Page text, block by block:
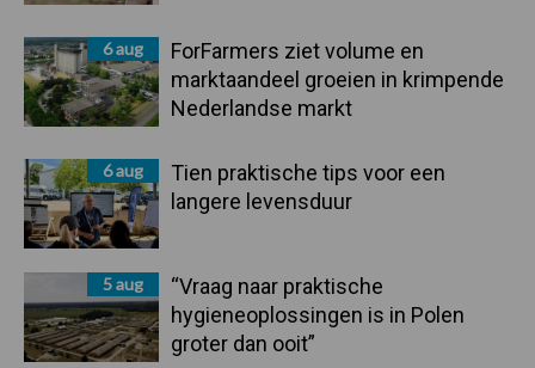
6 aug
ForFarmers ziet volume en
marktaandeel groeien in krimpende
Nederlandse markt
6 aug
Tien praktische tips voor een
langere levensduur
5 aug
“Vraag naar praktische
hygieneoplossingen is in Polen
groter dan ooit”